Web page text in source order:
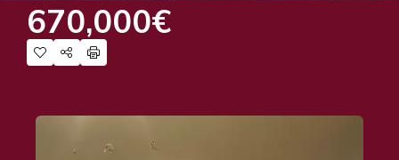
670,000€